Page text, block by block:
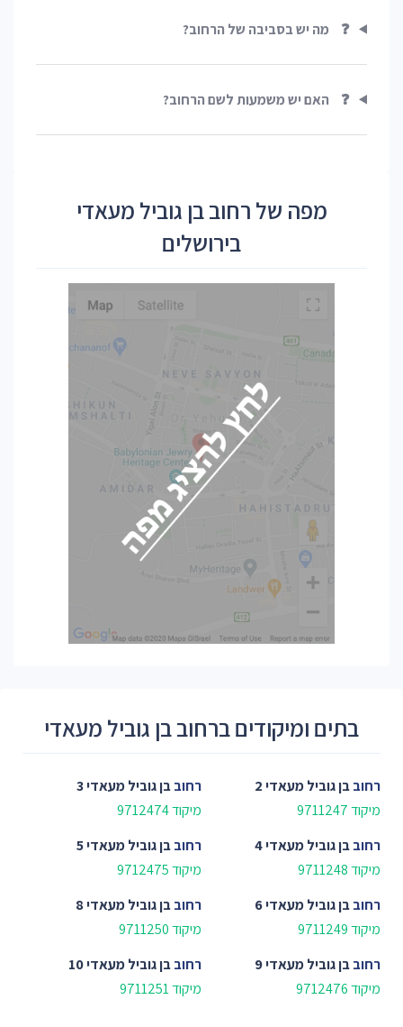
❓ מה יש בסביבה של הרחוב?
❓ האם יש משמעות לשם הרחוב?
מפה של רחוב בן גוביל מעאדי
בירושלים
בתים ומיקודים ברחוב בן גוביל מעאדי
רחובבן גוביל מעאדי 2
מיקוד 9711247
רחובבן גוביל מעאדי 3
מיקוד 9712474
רחובבן גוביל מעאדי 4
מיקוד 9711248
רחובבן גוביל מעאדי 5
מיקוד 9712475
רחובבן גוביל מעאדי 6
מיקוד 9711249
רחובבן גוביל מעאדי 8
מיקוד 9711250
רחובבן גוביל מעאדי 9
מיקוד 9712476
רחובבן גוביל מעאדי 10
מיקוד 9711251